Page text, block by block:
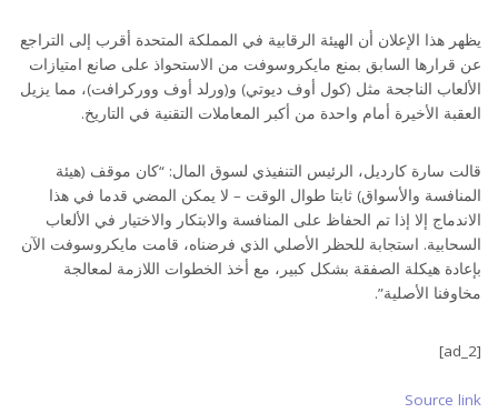
يظهر هذا الإعلان أن الهيئة الرقابية في المملكة المتحدة أقرب إلى التراجع
عن قرارها السابق بمنع مايكروسوفت من الاستحواذ على صانع امتيازات
الألعاب الناجحة مثل (كول أوف ديوتي) و(ورلد أوف ووركرافت)، مما يزيل
العقبة الأخيرة أمام واحدة من أكبر المعاملات التقنية في التاريخ.
قالت سارة كارديل، الرئيس التنفيذي لسوق المال: “كان موقف (هيئة
المنافسة والأسواق) ثابتا طوال الوقت – لا يمكن المضي قدما في هذا
الاندماج إلا إذا تم الحفاظ على المنافسة والابتكار والاختيار في الألعاب
السحابية. استجابة للحظر الأصلي الذي فرضناه، قامت مايكروسوفت الآن
بإعادة هيكلة الصفقة بشكل كبير، مع أخذ الخطوات اللازمة لمعالجة
مخاوفنا الأصلية”.
[ad_2]
Source link